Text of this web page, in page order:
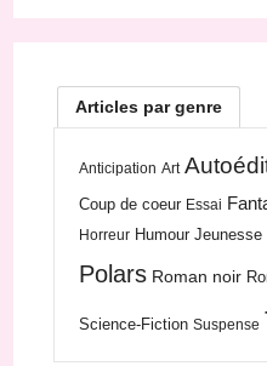
Articles par genre
Anticipation Art
Coup de coeur Essai
Horreur Humour Jeunesse
Polars Roman noir
Science-Fiction Suspense